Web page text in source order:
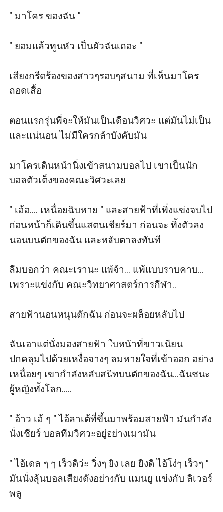
" มาโคร ของฉัน "
" ยอมแล้วทูนหัว เป็นผัวฉันเถอะ "
เสียงกรีดร้องของสาวๆรอบๆสนาม ที่เห็นมาโคร
ถอดเสื้อ
ตอนแรกรุ่นพี่จะให้มันเป็นเดือนวิศวะ แต่มันไม่เป็น
และแน่นอน ไม่มีใครกล้าบังคับมัน
มาโครเดินหน้านิ่งเข้าสนามบอลไป เขาเป็นนัก
บอลตัวเต็งของคณะวิศวะเลย
" เฮ้อ.... เหนื่อยฉิบหาย " และสายฟ้าที่เพิ่งแข่งจบไป
ก่อนหน้าก็เดินขึ้นแสตนเชียร์มา ก่อนจะ ทิ้งตัวลง
นอนบนตักของฉัน และหลับตาลงทันที
ลืมบอกว่า คณะเรานะ แพ้จ้า... แพ้แบบราบคาบ...
เพราะแข่งกับ คณะวิทยาศาสตร์การกีฬา..
สายฟ้านอนหนุนตักฉัน ก่อนจะผล็อยหลับไป
ฉันเอาแต่นั่งมองสายฟ้า ใบหน้าที่ขาวเนียน
ปกคลุมไปด้วยเหงื่อจางๆ ลมหายใจที่เข้าออก อย่าง
เหนื่อยๆ เขากำลังหลับสนิทบนตักของฉัน...ฉันชนะ
ผู้หญิงทั้งโลก.....
" อ้าว เฮ้ ๆ " ไอ้ลาเต้ที่ขึ้นมาพร้อมสายฟ้า มันกำลัง
นั่งเชียร์ บอลทีมวิศวะอยู่อย่างเมามัน
" ไอ้เดล ๆ ๆ เร็วดิว่ะ วิ่งๆ ยิง เลย ยิงดิ ไอ้โง่ๆ เร็วๆ "
มันนั่งลุ้นบอลเสียงดังอย่างกับ แมนยู แข่งกับ ลิเวอร์
พลู